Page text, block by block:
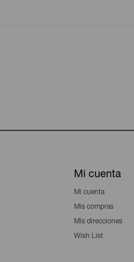
Mi cuenta
Mi cuenta
Mis compras
Mis direcciones
Wish List